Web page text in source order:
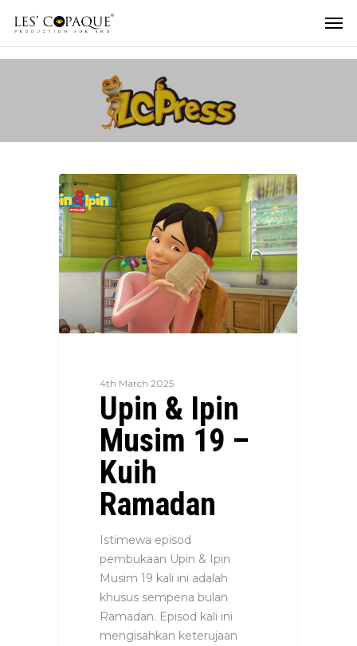
4th March 2025
Upin & Ipin
Musim 19 –
Kuih
Ramadan
Istimewa episod
pembukaan Upin & Ipin
Musim 19 kali ini adalah
khusus sempena bulan
Ramadan. Episod kali ini
mengisahkan keterujaan